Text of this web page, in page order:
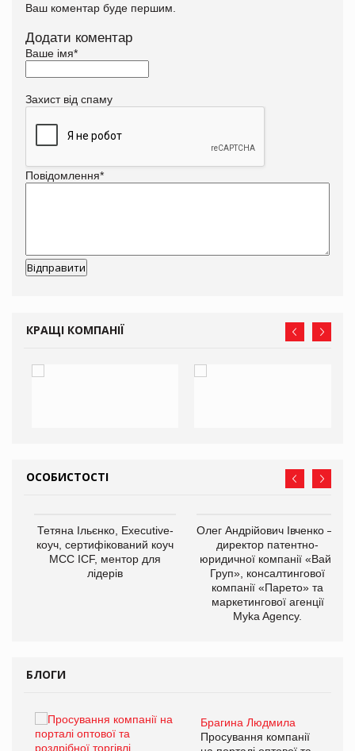
Ваш коментар буде першим.
Додати коментар
Ваше імя*
Захист від спаму
Повідомлення*
КРАЩІ КОМПАНІЇ
ОСОБИСТОСТІ
Тетяна Ільєнко, Executive-
коуч, сертифікований коуч
МСС ICF, ментор для
лідерів
Олег Андрійович Івченко —
директор патентно-
юридичної компанії «Вайз
Груп», консалтингової
компанії «Парето» та
маркетингової агенції
Myka Agency.
БЛОГИ
Брагина Людмила
Просування компанії